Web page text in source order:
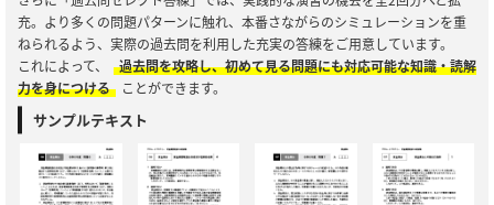
充。より多くの問題パターンに触れ、本番さながらのシミュレーションを重
ねられるよう、実際の過去問を利用した充実の答練をご用意しています。
これによって、
過去問を攻略し、初めて見る問題にも対応可能な知識・読解
力を身につける
ことができます。
サンプルテキスト